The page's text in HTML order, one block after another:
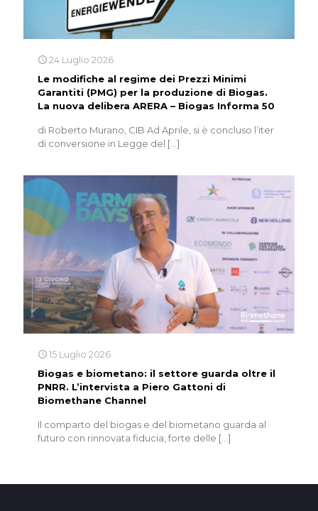
24 Luglio 2026
Le modifiche al regime dei Prezzi Minimi
Garantiti (PMG) per la produzione di Biogas.
La nuova delibera ARERA – Biogas Informa 50
di Roberto Murano, CIB Ad Aprile, si è concluso l’iter
di conversione in Legge del […]
15 Luglio 2026
Biogas e biometano: il settore guarda oltre il
PNRR. L’intervista a Piero Gattoni di
Biomethane Channel
Il comparto del biogas e del biometano guarda al
futuro con rinnovata fiducia, forte delle […]